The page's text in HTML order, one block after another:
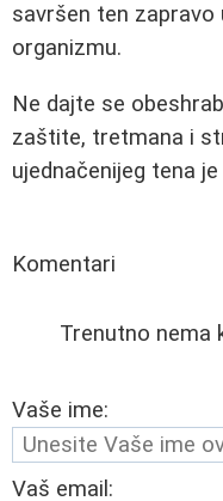
savršen ten
organizmu.
Ne dajte se
zaštite, tretmana i
ujednačenijeg tena
Komentari
Trenutno nema
Vaše ime:
Vaš email: